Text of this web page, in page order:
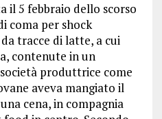
il 5 febbraio dello scorso
coma per shock
tracce di latte, a cui
contenute in un
produttrice come
aveva mangiato il
cena, in compagnia